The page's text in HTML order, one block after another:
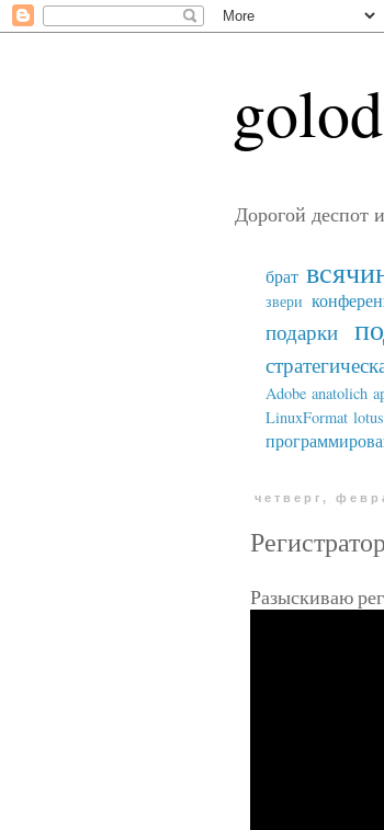
Дорогой деспот
брат
звери
подарки
Adobe anatolich
LinuxFormat lotus
четверг,
Регистратор
Разыскиваю